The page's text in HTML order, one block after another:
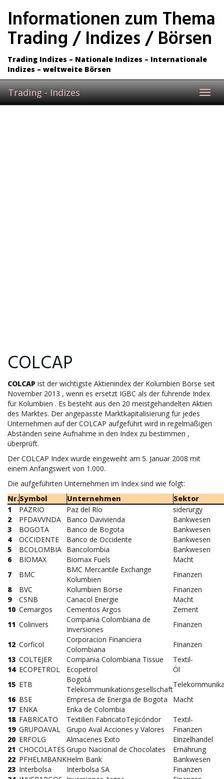
main
content
Informationen zum Thema
Trading / Indizes / Börsen
Trading Indizes – Nationale Indizes – Internationale
Indizes – weltweite Börsen
Trading - Indizes
COLCAP
COLCAP ist der wichtigste Aktienindex der Kolumbien Börse seit
November 2013 , wenn es ersetzt IGBC als der führende Index
für Kolumbien . Es besteht aus den 20 meistgehandelten Aktien
des Marktes. Der angepasste Marktkapitalisierung für jedes
Unternehmen auf der COLCAP aufgeführt wird in regelmäßigen
Abständen seine Aufnahme in den Index zu bestimmen ,
überprüft.
Der COLCAP Index wurde eingeweiht am 5. Januar 2008 mit
einem Anfangswert von 1.000.
Die aufgeführten Unternehmen im Index sind wie folgt:
Nr.Symbol Unternehmen
Sektor
1
PAZRIO Paz del Río
siderurgy
2
PFDAVVNDA Banco Davivienda
Bankwesen
3
BOGOTA Banco de Bogota
Bankwesen
4
OCCIDENTE Banco de Occidente
Bankwesen
5
BCOLOMBIA Bancolombia
Bankwesen
6
BIOMAX Biomax Fuels
Macht
7
BMC
BMC Mercantile Exchange
Kolumbien
Finanzen
8
BVC Kolumbien Börse
Finanzen
9
CSNB Canacol Energie
Macht
10 Cemargos Cementos Argos
Zement
11 Colinvers
Compania Colombiana de
Inversiones
Finanzen
12 Corficol
Corporacion Financiera
Colombiana
Finanzen
13 COLTEJER Compania Colombiana Tissue
Textil-
14 ECOPETROL Ecopetrol
Öl
15 ETB
Bogotá
Telekommunikationsgesellschaft
16 BSE Empresa de Energia de Bogota
Macht
17 ENKA
Enka de Colombia
18 FABRICATO Textilien FabricatoTejicóndor
Textil-
19 GRUPOAVAL Grupo Aval Acciones y Valores
Finanzen
20 ERFOLG Almacenes Exito
Einzelhandel
21 CHOCOLATES Grupo Nacional de Chocolates
Ernährung
22 PFHELMBANKHelm Bank
Bankwesen
23 Interbolsa Interbolsa SA
Finanzen